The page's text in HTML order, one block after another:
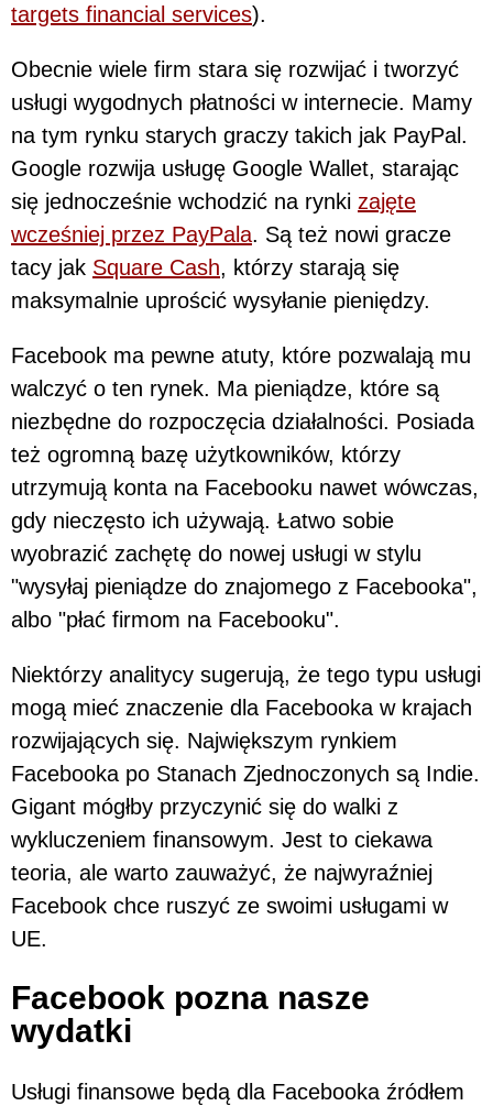
targets financial services).
Obecnie wiele firm stara się rozwijać i tworzyć
usługi wygodnych płatności w internecie. Mamy
na tym rynku starych graczy takich jak PayPal.
Google rozwija usługę Google Wallet, starając
się jednocześnie wchodzić na rynki zajęte
wcześniej przez PayPala. Są też nowi gracze
tacy jak Square Cash, którzy starają się
maksymalnie uprościć wysyłanie pieniędzy.
Facebook ma pewne atuty, które pozwalają mu
walczyć o ten rynek. Ma pieniądze, które są
niezbędne do rozpoczęcia działalności. Posiada
też ogromną bazę użytkowników, którzy
utrzymują konta na Facebooku nawet wówczas,
gdy nieczęsto ich używają. Łatwo sobie
wyobrazić zachętę do nowej usługi w stylu
"wysyłaj pieniądze do znajomego z Facebooka",
albo "płać firmom na Facebooku".
Niektórzy analitycy sugerują, że tego typu usługi
mogą mieć znaczenie dla Facebooka w krajach
rozwijających się. Największym rynkiem
Facebooka po Stanach Zjednoczonych są Indie.
Gigant mógłby przyczynić się do walki z
wykluczeniem finansowym. Jest to ciekawa
teoria, ale warto zauważyć, że najwyraźniej
Facebook chce ruszyć ze swoimi usługami w
UE.
Facebook pozna nasze
wydatki
Usługi finansowe będą dla Facebooka źródłem